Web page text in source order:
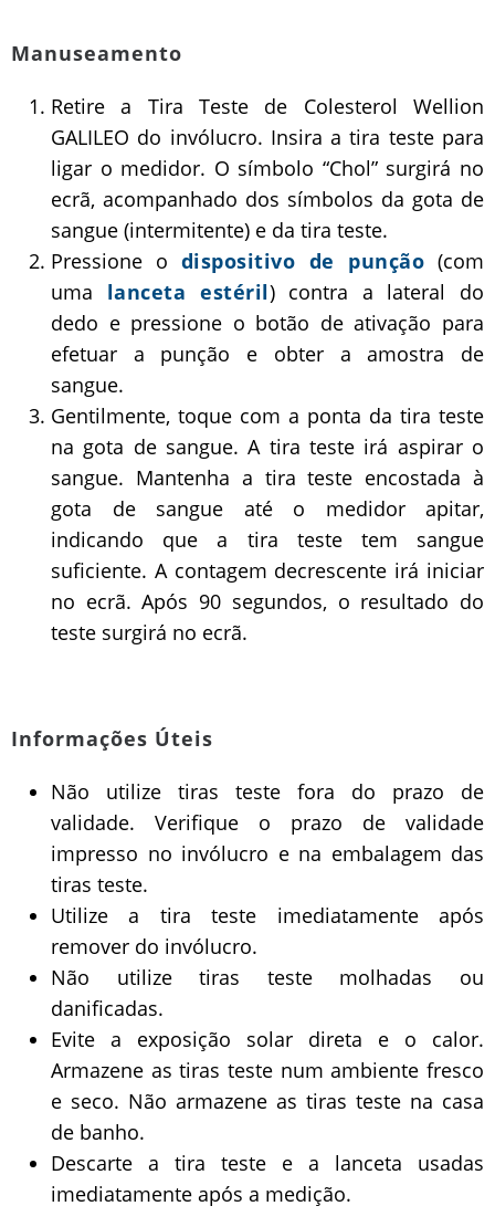
Manuseamento
Retire a Tira Teste de Colesterol Wellion
GALILEO do invólucro. Insira a tira teste para
ligar o medidor. O símbolo “Chol” surgirá no
ecrã, acompanhado dos símbolos da gota de
sangue (intermitente) e da tira teste.
Pressione o dispositivo de punção (com
uma lanceta estéril) contra a lateral do
dedo e pressione o botão de ativação para
efetuar a punção e obter a amostra de
sangue.
Gentilmente, toque com a ponta da tira teste
na gota de sangue. A tira teste irá aspirar o
sangue. Mantenha a tira teste encostada à
gota de sangue até o medidor apitar,
indicando que a tira teste tem sangue
suficiente. A contagem decrescente irá iniciar
no ecrã. Após 90 segundos, o resultado do
teste surgirá no ecrã.
Informações Úteis
Não utilize tiras teste fora do prazo de
validade. Verifique o prazo de validade
impresso no invólucro e na embalagem das
tiras teste.
Utilize a tira teste imediatamente após
remover do invólucro.
Não utilize tiras teste molhadas ou
danificadas.
Evite a exposição solar direta e o calor.
Armazene as tiras teste num ambiente fresco
e seco. Não armazene as tiras teste na casa
de banho.
Descarte a tira teste e a lanceta usadas
imediatamente após a medição.